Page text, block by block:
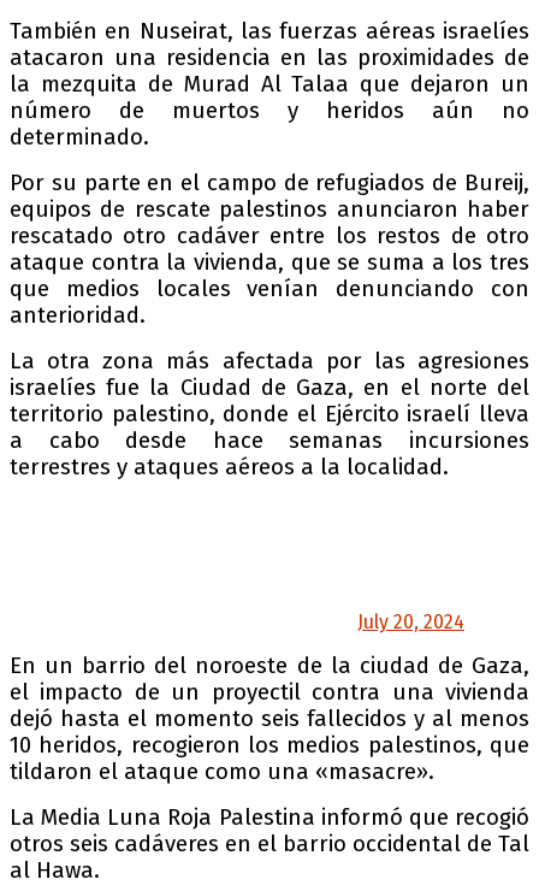
También en Nuseirat, las fuerzas aéreas israelíes
atacaron una residencia en las proximidades de
la mezquita de Murad Al Talaa que dejaron un
número de muertos y heridos aún no
determinado.
Por su parte en el campo de refugiados de Bureij,
equipos de rescate palestinos anunciaron haber
rescatado otro cadáver entre los restos de otro
ataque contra la vivienda, que se suma a los tres
que medios locales venían denunciando con
anterioridad.
La otra zona más afectada por las agresiones
israelíes fue la Ciudad de Gaza, en el norte del
territorio palestino, donde el Ejército israelí lleva
a cabo desde hace semanas incursiones
terrestres y ataques aéreos a la localidad.
July 20, 2024
En un barrio del noroeste de la ciudad de Gaza,
el impacto de un proyectil contra una vivienda
dejó hasta el momento seis fallecidos y al menos
10 heridos, recogieron los medios palestinos, que
tildaron el ataque como una «masacre».
La Media Luna Roja Palestina informó que recogió
otros seis cadáveres en el barrio occidental de Tal
al Hawa.